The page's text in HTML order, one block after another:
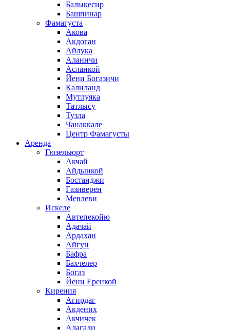
Балыкесир
Башпинар
Фамагуста
Акова
Акдоган
Айлука
Аланичи
Асланкой
Йени Богазичи
Калиланд
Мутлуяка
Татлысу
Тузла
Чанаккале
Центр Фамагусты
Аренда
Гюзельюрт
Акчай
Айдынкой
Бостанджи
Газиверен
Мевлеви
Искеле
Автепекойю
Адачай
Ардахан
Айгун
Бафра
Бахчелер
Богаз
Йени Еренкой
Кирения
Агирдаг
Акдених
Акчичек
Алагади